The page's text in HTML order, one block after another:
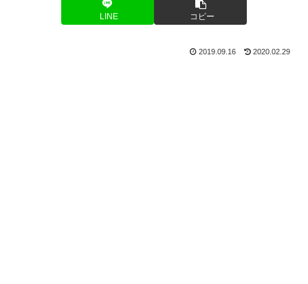
LINE コピー
2019.09.16 2020.02.29